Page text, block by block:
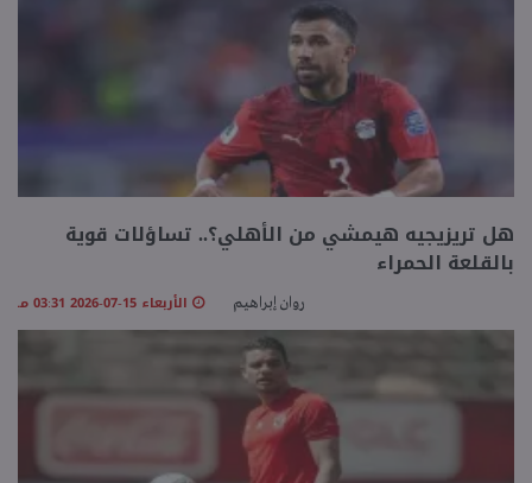
هل تريزيجيه هيمشي من الأهلي؟.. تساؤلات قوية
بالقلعة الحمراء
روان إبراهيم الأربعاء 15-07-2026 03:31 مـ